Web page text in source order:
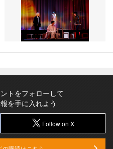
トをフォローして
を手に入れよう
Follow on X